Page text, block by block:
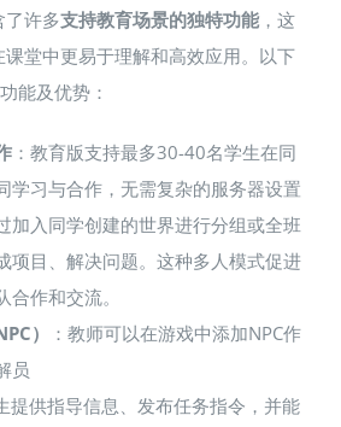
许多支持教育场景的独特功能，这
堂中更易于理解和高效应用​。以下
能及优势：
：教育版支持最多30-40名学生在同
学习与合作，无需复杂的服务器设置​
加入同学创建的世界进行分组或全班
项目、解决问题。这种多人模式促进
作和交流。
）
：教师可以在游戏中添加NPC作
员​
提供指导信息、发布任务指令，并能